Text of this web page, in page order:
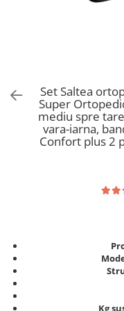
Saltele Memory Pocket
Saltele cu plasa arcuri
Saltele cu spuma
Saltele cu spuma
Saltele cu spuma
Saltele 160x200
Saltele 180x200
Top saltele
Scaune pentru living
Seturi comode living si
Mobila living
Dulap birou
Birouri
Scaune pentru birou
Scaune pentru vizitatori
Scaune birou copii
Scaune resigilate
Scaune gradinita
Scaune conferinta
Set Saltea
Super
mediu spre
vara-iarna,
Confort plus 2
Kg